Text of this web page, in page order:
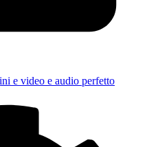
e video e audio perfetto